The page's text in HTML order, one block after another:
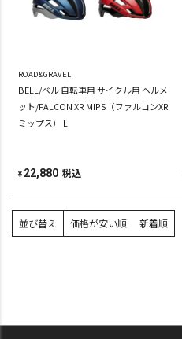
ROAD&GRAVEL
BELL/ベル 自転車用 サイクル用 ヘルメ
ット/FALCON XR MIPS（ファルコンXR
ミップス） L
¥ 22,880 税込
並び替え 価格が安い順 新着順